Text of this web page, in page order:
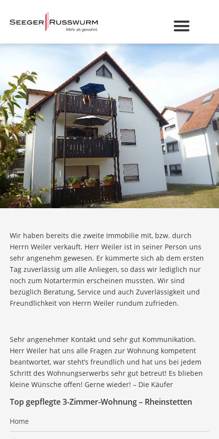
Top gepflegte 3-Zimmer-Wohnung – Rheinstetten
Home
Wir haben bereits die zweite Immobilie mit, bzw. durch
Herrn Weiler verkauft. Herr Weiler ist in seiner Person uns
sehr angenehm gewesen. Er kümmerte sich ab dem ersten
Tag zuverlässig um alle Anliegen, so dass wir lediglich nur
noch zum Notartermin erscheinen mussten. Wir sind
bezüglich Beratung, Service und auch Zuverlässigkeit und
Freundlichkeit von Herrn Weiler rundum zufrieden.
Sehr angenehmer Kontakt und sehr gut Kommunikation.
Herr Weiler hat uns alle Fragen zur Wohnung kompetent
beantwortet, war steht’s freundlich und hat uns bei jedem
Schritt des Wohnungserwerbs sehr gut betreut! Es blieben
kleine Wünsche offen! Gerne wieder! – Die Käufer